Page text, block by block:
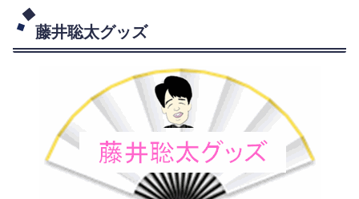
藤井聡太グッズ